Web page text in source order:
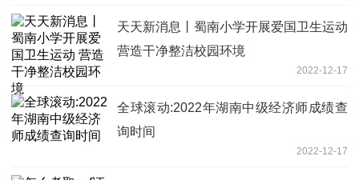
天天新消息丨蜀南小学开展爱国卫生运动
营造干净整洁校园环境
2022-12-17
全球滚动:2022年湖南中级经济师成绩查
询时间
2022-12-17